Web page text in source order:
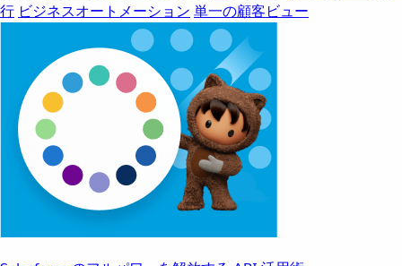
行 ビジネスオートメーション 単一の顧客ビュー